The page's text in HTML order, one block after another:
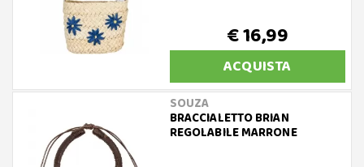
€ 16,99
ACQUISTA
SOUZA
BRACCIALETTO BRIAN
REGOLABILE MARRONE